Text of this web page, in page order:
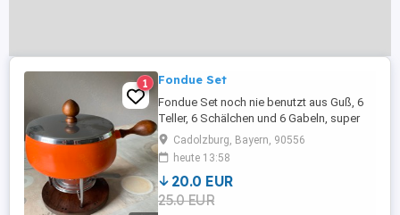
1 Fondue Set
Fondue Set noch nie benutzt aus Guß, 6
Teller, 6 Schälchen und 6 Gabeln, super
Zustand, keine E-mails
Cadolzburg, Bayern, 90556
heute 13:58
20.0 EUR
25.0 EUR